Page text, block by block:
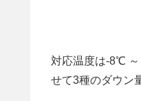
対応温度は-8℃
せて3種のダウン